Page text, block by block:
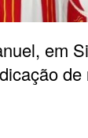
em